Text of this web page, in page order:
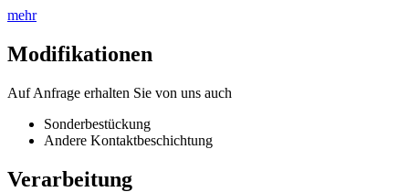
mehr
Modifikationen
Auf Anfrage erhalten Sie von uns auch
Sonderbestückung
Andere Kontaktbeschichtung
Verarbeitung